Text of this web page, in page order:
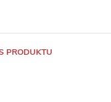
PRODUKTU